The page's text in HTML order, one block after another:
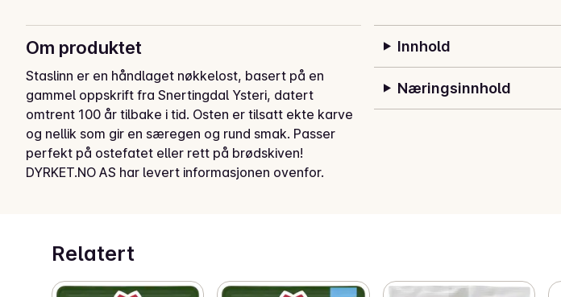
Om produktet
Staslinn er en håndlaget nøkkelost, basert på en
gammel oppskrift fra Snertingdal Ysteri, datert
omtrent 100 år tilbake i tid. Osten er tilsatt ekte karve
og nellik som gir en særegen og rund smak. Passer
perfekt på ostefatet eller rett på brødskiven!
DYRKET.NO AS har levert informasjonen ovenfor.
Innhold
Næringsinnhold
Relatert